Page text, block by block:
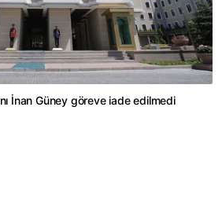
İnan Güney göreve iade edilmedi